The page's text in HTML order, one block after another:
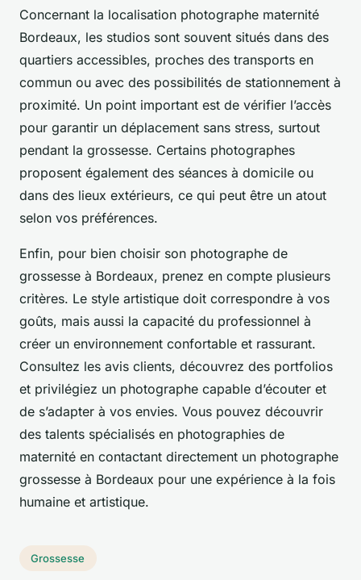
Concernant la localisation photographe maternité
Bordeaux, les studios sont souvent situés dans des
quartiers accessibles, proches des transports en
commun ou avec des possibilités de stationnement à
proximité. Un point important est de vérifier l’accès
pour garantir un déplacement sans stress, surtout
pendant la grossesse. Certains photographes
proposent également des séances à domicile ou
dans des lieux extérieurs, ce qui peut être un atout
selon vos préférences.
Enfin, pour bien choisir son photographe de
grossesse à Bordeaux, prenez en compte plusieurs
critères. Le style artistique doit correspondre à vos
goûts, mais aussi la capacité du professionnel à
créer un environnement confortable et rassurant.
Consultez les avis clients, découvrez des portfolios
et privilégiez un photographe capable d’écouter et
de s’adapter à vos envies. Vous pouvez découvrir
des talents spécialisés en photographies de
maternité en contactant directement un photographe
grossesse à Bordeaux pour une expérience à la fois
humaine et artistique.
Grossesse